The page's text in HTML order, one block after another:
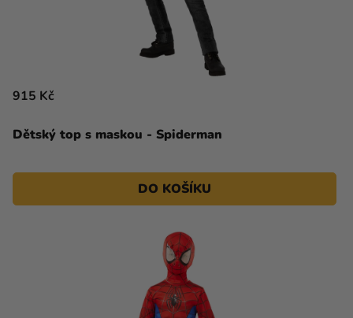
Dětský top s maskou - Spiderman
915 Kč
DO KOŠÍKU